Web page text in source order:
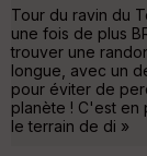
Tour du ravin du
une fois de plus
trouver une
longue, avec un
pour éviter de
planète ! C'est en
le terrain de di »